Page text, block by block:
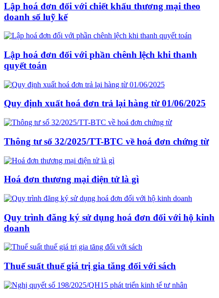
Lập hoá đơn đối với chiết khấu thương mại theo
doanh số luỹ kế
Lập hoá đơn đối với phần chênh lệch khi thanh
quyết toán
Quy định xuất hoá đơn trả lại hàng từ 01/06/2025
Thông tư số 32/2025/TT-BTC về hoá đơn chứng từ
Hoá đơn thương mại điện tử là gì
Quy trình đăng ký sử dụng hoá đơn đối với hộ kinh
doanh
Thuế suất thuế giá trị gia tăng đối với sách